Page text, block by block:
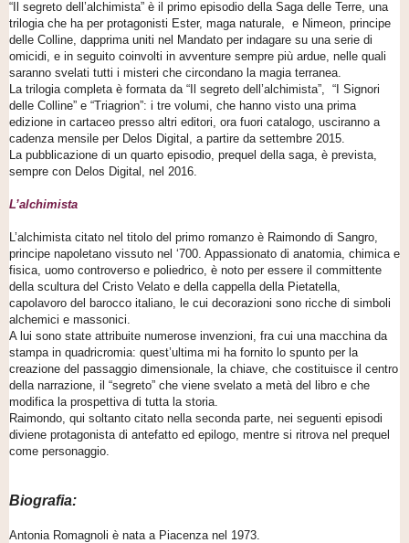
“Il segreto dell’alchimista” è il primo episodio della Saga delle Terre, una
trilogia che ha per protagonisti Ester, maga naturale, e Nimeon, principe
delle Colline, dapprima uniti nel Mandato per indagare su una serie di
omicidi, e in seguito coinvolti in avventure sempre più ardue, nelle quali
saranno svelati tutti i misteri che circondano la magia terranea.
La trilogia completa è formata da “Il segreto dell’alchimista”, “I Signori
delle Colline” e “Triagrion”: i tre volumi, che hanno visto una prima
edizione in cartaceo presso altri editori, ora fuori catalogo, usciranno a
cadenza mensile per Delos Digital, a partire da settembre 2015.
La pubblicazione di un quarto episodio, prequel della saga, è prevista,
sempre con Delos Digital, nel 2016.
L’alchimista
L’alchimista citato nel titolo del primo romanzo è Raimondo di Sangro,
principe napoletano vissuto nel ‘700. Appassionato di anatomia, chimica e
fisica, uomo controverso e poliedrico, è noto per essere il committente
della scultura del Cristo Velato e della cappella della Pietatella,
capolavoro del barocco italiano, le cui decorazioni sono ricche di simboli
alchemici e massonici.
A lui sono state attribuite numerose invenzioni, fra cui una macchina da
stampa in quadricromia: quest’ultima mi ha fornito lo spunto per la
creazione del passaggio dimensionale, la chiave, che costituisce il centro
della narrazione, il “segreto” che viene svelato a metà del libro e che
modifica la prospettiva di tutta la storia.
Raimondo, qui soltanto citato nella seconda parte, nei seguenti episodi
diviene protagonista di antefatto ed epilogo, mentre si ritrova nel prequel
come personaggio.
Biografia:
Antonia Romagnoli è nata a Piacenza nel 1973.